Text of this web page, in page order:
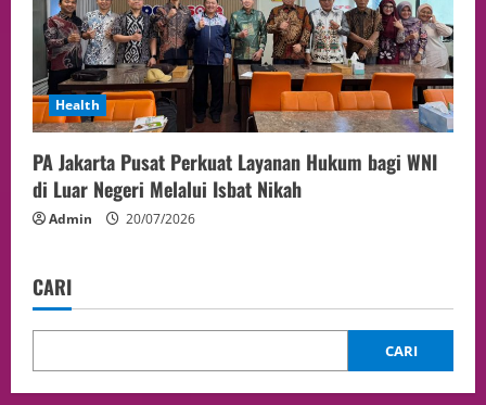
Health
PA Jakarta Pusat Perkuat Layanan Hukum bagi WNI
di Luar Negeri Melalui Isbat Nikah
Admin 20/07/2026
CARI
CARI